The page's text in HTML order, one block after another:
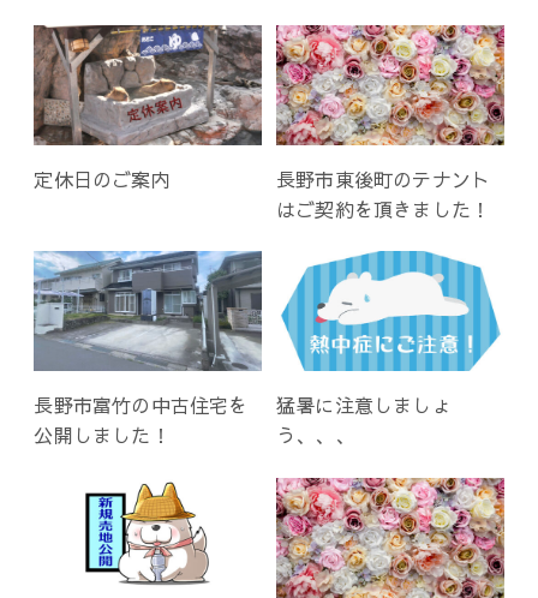
定休日のご案内
長野市東後町のテナント
はご契約を頂きました！
長野市富竹の中古住宅を
公開しました！
猛暑に注意しましょ
う、、、